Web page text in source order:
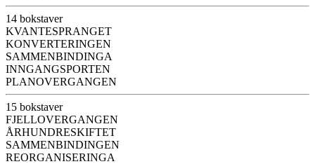
14 bokstaver
KVANTESPRANGET
KONVERTERINGEN
SAMMENBINDINGA
INNGANGSPORTEN
PLANOVERGANGEN
15 bokstaver
FJELLOVERGANGEN
ÅRHUNDRESKIFTET
SAMMENBINDINGEN
REORGANISERINGA